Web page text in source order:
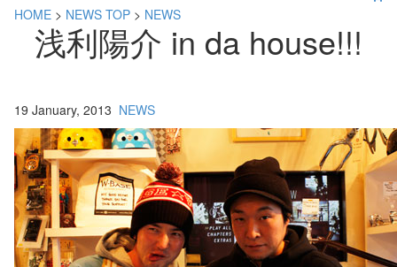
HOME > NEWS TOP > NEWS
浅利陽介 in da house!!!
19 January, 2013 NEWS